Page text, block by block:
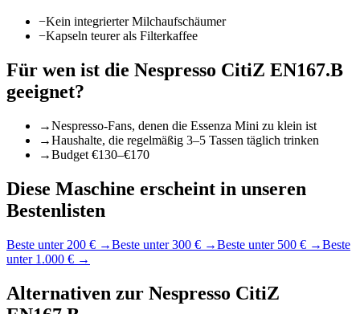
−Kein integrierter Milchaufschäumer
−Kapseln teurer als Filterkaffee
Für wen ist die Nespresso CitiZ EN167.B
geeignet?
→Nespresso-Fans, denen die Essenza Mini zu klein ist
→Haushalte, die regelmäßig 3–5 Tassen täglich trinken
→Budget €130–€170
Diese Maschine erscheint in unseren
Bestenlisten
Beste unter 200 € →Beste unter 300 € →Beste unter 500 € →Beste
unter 1.000 € →
Alternativen zur Nespresso CitiZ